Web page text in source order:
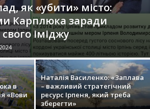
як «убити» місто:
Карплюка заради
іміджу
в
«Вови
Наталія Василенко: «Заплава
– важливий стратегічний
ресурс Ірпеня, який треба
зберегти»